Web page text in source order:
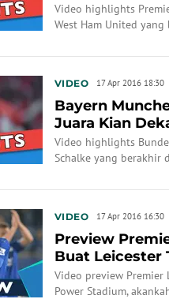
Video highlights
West Ham United
VIDEO 17 Apr 2016 18:30
Bayern
Juara Kian
Video highlights
Schalke yang berakhir
VIDEO 17 Apr 2016 16:30
Preview
Buat Leicester
Video preview Premier
Power Stadium,